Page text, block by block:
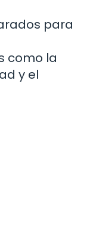
para
como la
y el